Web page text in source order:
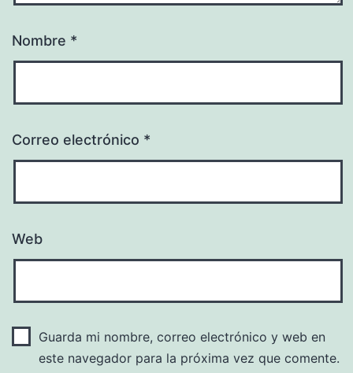
Nombre *
Correo electrónico *
Web
Guarda mi nombre, correo electrónico y web en
este navegador para la próxima vez que comente.